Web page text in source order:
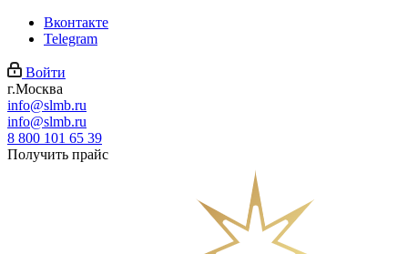
Вконтакте
Telegram
Войти
г.Москва
info@slmb.ru
info@slmb.ru
8 800 101 65 39
Получить прайс